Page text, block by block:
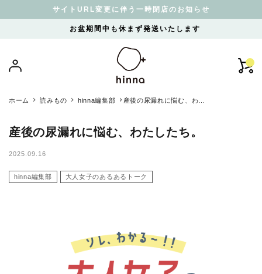
サイトURL変更に伴う一時閉店のお知らせ
お盆期間中も休まず発送いたします
ホーム 読みもの hinna編集部
産後の尿漏れに悩む、わた
産後の尿漏れに悩む、わたしたち。
2025.09.16
hinna編集部 大人女子のあるあるトーク